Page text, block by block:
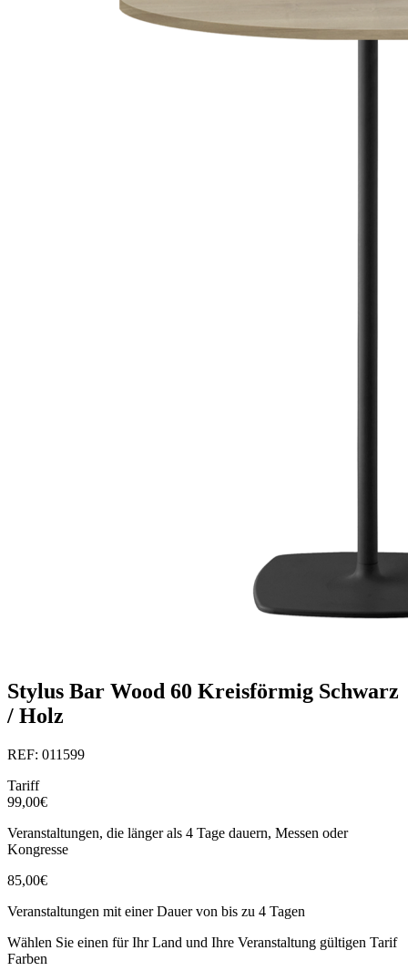
Stylus Bar Wood 60 Kreisförmig Schwarz
/ Holz
REF: 011599
Tariff
99,00€
Veranstaltungen, die länger als 4 Tage dauern, Messen oder
Kongresse
85,00€
Veranstaltungen mit einer Dauer von bis zu 4 Tagen
Wählen Sie einen für Ihr Land und Ihre Veranstaltung gültigen Tarif
Farben